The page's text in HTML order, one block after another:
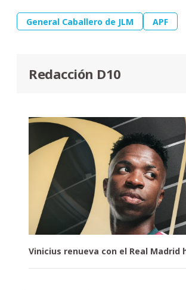
General Caballero de JLM APF
Redacción D10
Vinicius renueva con el Real Madrid